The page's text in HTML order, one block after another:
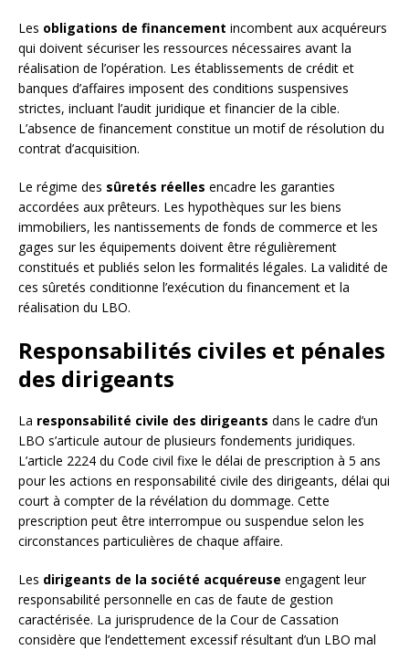
Les obligations de financement incombent aux acquéreurs
qui doivent sécuriser les ressources nécessaires avant la
réalisation de l’opération. Les établissements de crédit et
banques d’affaires imposent des conditions suspensives
strictes, incluant l’audit juridique et financier de la cible.
L’absence de financement constitue un motif de résolution du
contrat d’acquisition.
Le régime des sûretés réelles encadre les garanties
accordées aux prêteurs. Les hypothèques sur les biens
immobiliers, les nantissements de fonds de commerce et les
gages sur les équipements doivent être régulièrement
constitués et publiés selon les formalités légales. La validité de
ces sûretés conditionne l’exécution du financement et la
réalisation du LBO.
Responsabilités civiles et pénales
des dirigeants
La responsabilité civile des dirigeants dans le cadre d’un
LBO s’articule autour de plusieurs fondements juridiques.
L’article 2224 du Code civil fixe le délai de prescription à 5 ans
pour les actions en responsabilité civile des dirigeants, délai qui
court à compter de la révélation du dommage. Cette
prescription peut être interrompue ou suspendue selon les
circonstances particulières de chaque affaire.
Les dirigeants de la société acquéreuse engagent leur
responsabilité personnelle en cas de faute de gestion
caractérisée. La jurisprudence de la Cour de Cassation
considère que l’endettement excessif résultant d’un LBO mal